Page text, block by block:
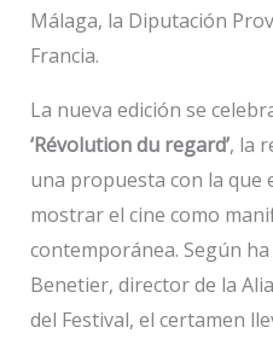
Málaga, la Diputación
Francia.
La nueva edición se
‘Révolution du regard’, la
una propuesta con la que
mostrar el cine como
contemporánea. Según
Benetier, director de la
del Festival, el certamen